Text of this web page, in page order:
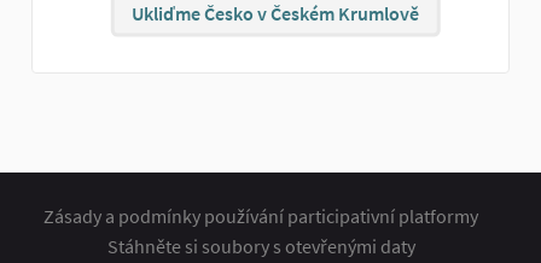
Ukliďme Česko v Českém Krumlově
Zásady a podmínky používání participativní platformy
Stáhněte si soubory s otevřenými daty